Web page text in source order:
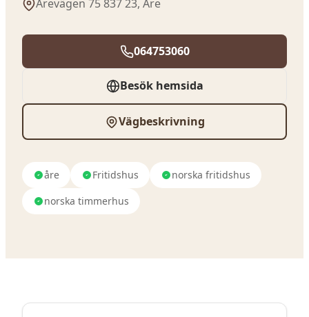
Årevägen 75 837 23, Åre
064753060
Besök hemsida
Vägbeskrivning
åre Fritidshus
norska fritidshus
norska timmerhus